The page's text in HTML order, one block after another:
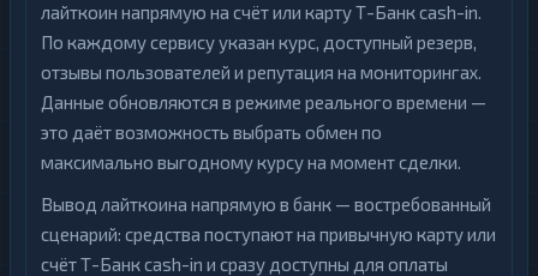
лайткоин напрямую на счёт или карту Т-Банк cash-in.
По каждому сервису указан курс, доступный резерв,
отзывы пользователей и репутация на мониторингах.
Данные обновляются в режиме реального времени —
это даёт возможность выбрать обмен по
максимально выгодному курсу на момент сделки.
Вывод лайткоина напрямую в банк — востребованный
сценарий: средства поступают на привычную карту или
счёт Т-Банк cash-in и сразу доступны для оплаты